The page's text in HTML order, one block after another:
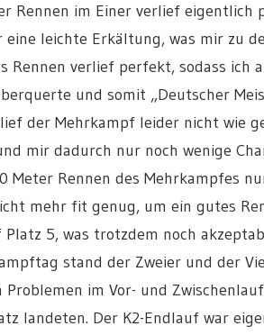
Rennen im Einer verlief eigentlich
eine leichte Erkältung, was mir zu
Rennen verlief perfekt, sodass ich
und somit „Deutscher
der Mehrkampf leider nicht wie
mir dadurch nur noch wenige
Meter Rennen des Mehrkampfes
mehr fit genug, um ein gutes
5, was trotzdem noch
stand der Zweier und der
Problemen im Vor- und
landeten. Der K2-Endlauf war